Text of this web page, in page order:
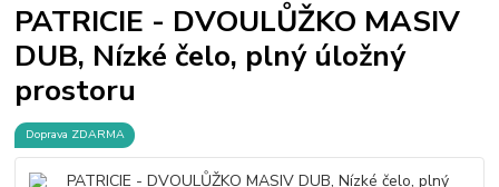
PATRICIE - DVOULŮŽKO MASIV
DUB, Nízké čelo, plný úložný
prostoru
Doprava ZDARMA